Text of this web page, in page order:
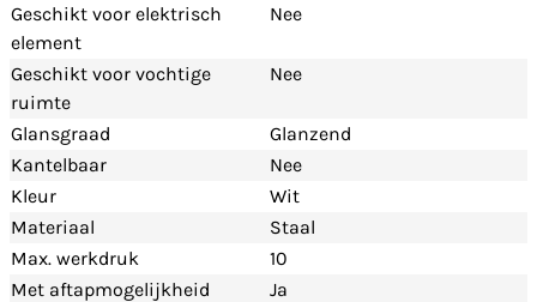
Geschikt voor elektrisch
element
Nee
Geschikt voor vochtige
ruimte
Nee
Glansgraad
Glanzend
Kantelbaar
Nee
Kleur
Wit
Materiaal
Staal
Max. werkdruk
10
Met aftapmogelijkheid
Ja